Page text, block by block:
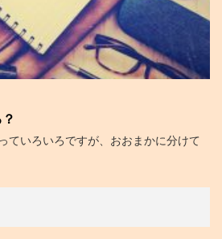
ていろいろですが、おおまかに分けて